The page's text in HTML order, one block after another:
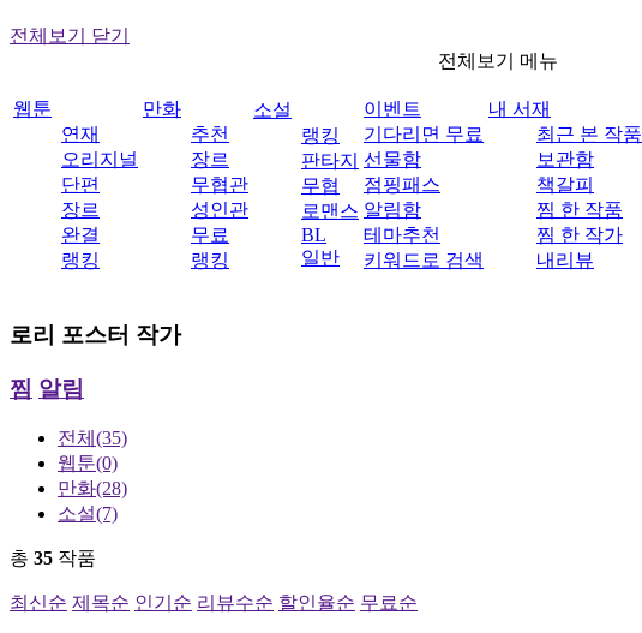
전체보기 닫기
전체보기 메뉴
웹툰
연재
오리지널
단편
장르
완결
랭킹
만화
추천
장르
무협관
성인관
무료
랭킹
소설
랭킹
판타지
무협
로맨스
BL
일반
이벤트
기다리면 무료
선물함
점핑패스
알림함
테마추천
키워드로 검색
내 서재
최근 본 작품
보관함
책갈피
찜 한 작품
찜 한 작가
내리뷰
로리 포스터 작가
찜 알림
전체 (35)
웹툰(0)
만화(28)
소설(7)
총 35 작품
최신순 제목순 인기순 리뷰수순 할인율순 무료순